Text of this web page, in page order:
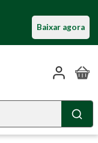
Baixar agora